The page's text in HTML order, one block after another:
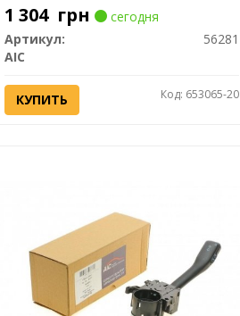
1 304 грн
сегодня
Артикул:
56281
AIC
КУПИТЬ Код: 653065-20